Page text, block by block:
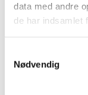
data med andre
de har indsamlet
Nødvendig
Gentag